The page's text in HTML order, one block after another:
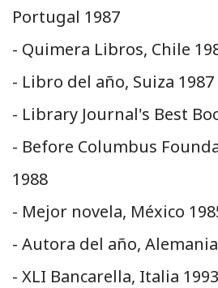
Portugal 1987
- Quimera Libros, Chile
- Libro del año, Suiza 1987
- Library Journal's Best
- Before Columbus
1988
- Mejor novela, México
- Autora del año,
- XLI Bancarella, Italia 1993